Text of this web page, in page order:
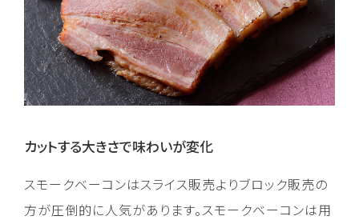
カットする大きさで味わいが変化
スモークベーコンはスライス販売よりブロック販売の
方が圧倒的に人気があります。スモークベーコンは用